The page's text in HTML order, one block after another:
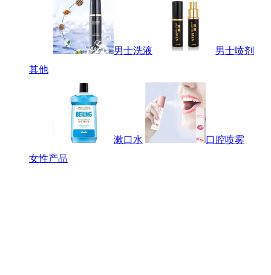
男士洗液
男士喷剂
其他
漱口水
口腔喷雾
女性产品